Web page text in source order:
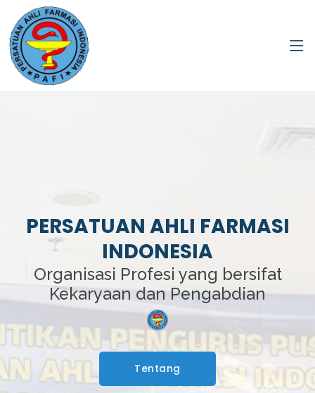
PERSATUAN AHLI FARMASI
INDONESIA
Organisasi Profesi yang bersifat
Kekaryaan dan Pengabdian
Tentang